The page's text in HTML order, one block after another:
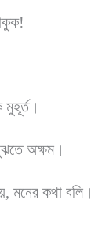
অক্ষম।
মনের কথা বলি।